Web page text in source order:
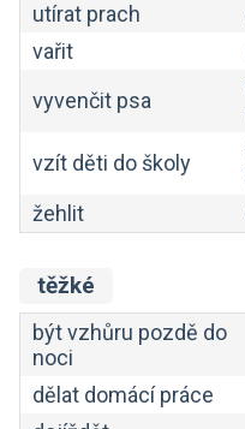
utírat prach
vařit
vyvenčit psa
vzít děti do školy
žehlit
těžké
být vzhůru pozdě do
noci
dělat domácí práce